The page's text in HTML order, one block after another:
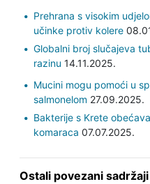
Prehrana s visokim
učinke protiv kolere
Globalni broj slučajeva
razinu 14.11.2025.
Mucini mogu pomoći u
salmonelom 27.09.2025.
Bakterije s Krete
komaraca 07.07.2025.
Ostali povezani sadržaji